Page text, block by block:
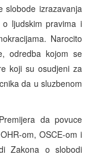
slobode izrazavanja
ljudskim pravima i
Narocito
odredba kojom se
koji su osudjeni za
da u sluzbenom
da povuce
om, OSCE-om i
Zakona o slobodi